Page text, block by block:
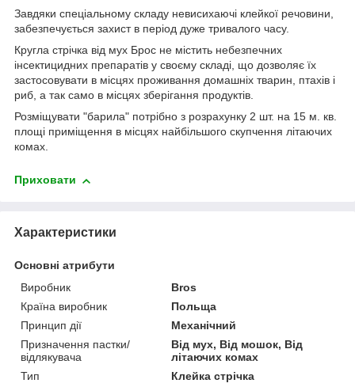
Завдяки спеціальному складу невисихаючі клейкої речовини,
забезпечується захист в період дуже тривалого часу.
Кругла стрічка від мух Брос не містить небезпечних
інсектицидних препаратів у своєму складі, що дозволяє їх
застосовувати в місцях проживання домашніх тварин, птахів і
риб, а так само в місцях зберігання продуктів.
Розміщувати "барила" потрібно з розрахунку 2 шт. на 15 м. кв.
площі приміщення в місцях найбільшого скупчення літаючих
комах.
Приховати
Характеристики
Основні атрибути
Виробник
Bros
Країна виробник
Польща
Принцип дії
Механічний
Призначення пастки/
відлякувача
Від мух, Від мошок, Від
літаючих комах
Тип
Клейка стрічка